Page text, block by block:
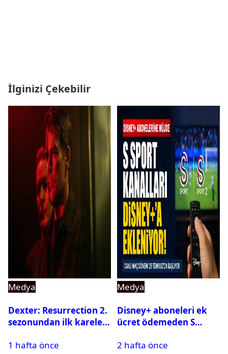
İlginizi Çekebilir
Medya
Dexter: Resurrection 2.
sezonundan ilk kareler
1 hafta önce
Medya
Disney+ aboneleri ek
ücret ödemeden S
izleyebilecek
2 hafta önce